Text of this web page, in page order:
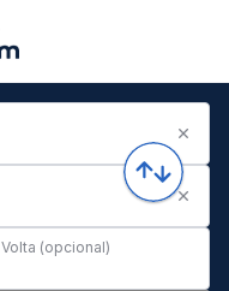
Volta (opcional)